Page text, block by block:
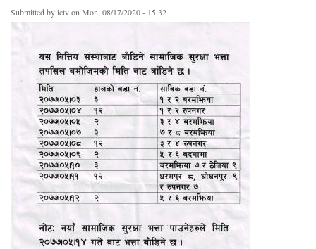
Submitted byictvon Mon, 08/17/2020 - 15:32